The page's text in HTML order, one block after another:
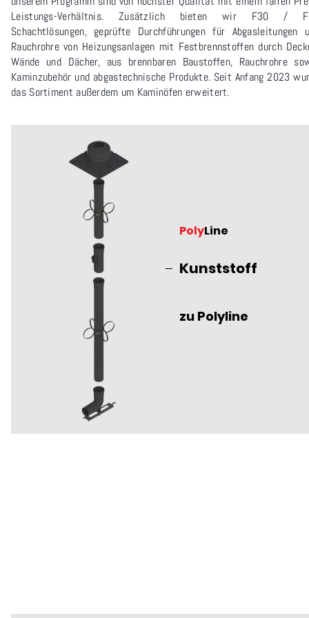
Leistungs-Verhältnis. Zusätzlich bieten wir F30 /
Schachtlösungen, geprüfte Durchführungen für Abgasleitungen
Rauchrohre von Heizungsanlagen mit Festbrennstoffen durch
Wände und Dächer, aus brennbaren Baustoffen, Rauchrohre
Kaminzubehör und abgastechnische Produkte. Seit Anfang 2023
das Sortiment außerdem um Kaminöfen erweitert.
PolyLine
Kunststoff
zu Polyline